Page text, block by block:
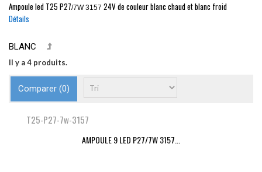
Ampoule led T25 P27/7W 3157 24V de couleur blanc chaud et blanc froid
Détails
BLANC
Il y a 4 produits.
Comparer (0)
T25-P27-7w-3157
AMPOULE 9 LED P27/7W 3157...